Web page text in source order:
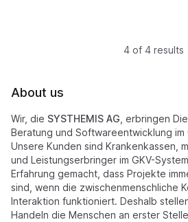
4 of 4 results
About us
Wir, die SYSTHEMIS AG , erbringen
Beratung und Softwareentwicklung im
Unsere Kunden sind Krankenkassen,
und Leistungserbringer im GKV-
Erfahrung gemacht, dass Projekte
sind, wenn die zwischenmenschliche
Interaktion funktioniert. Deshalb
Handeln die Menschen an erster